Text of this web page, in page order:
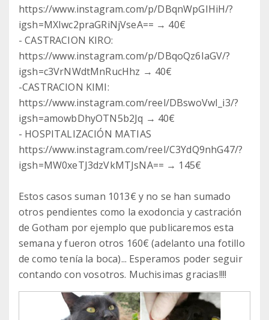
https://www.instagram.com/p/DBqnWpGIHiH/?
igsh=MXIwc2praGRiNjVseA== → 40€
- CASTRACION KIRO:
https://www.instagram.com/p/DBqoQz6IaGV/?
igsh=c3VrNWdtMnRucHhz → 40€
-CASTRACION KIMI:
https://www.instagram.com/reel/DBswoVwI_i3/?
igsh=amowbDhyOTN5b2Jq → 40€
- HOSPITALIZACIÓN MATIAS
https://www.instagram.com/reel/C3YdQ9nhG47/?
igsh=MW0xeTJ3dzVkMTJsNA== → 145€
Estos casos suman 1013€ y no se han sumado
otros pendientes como la exodoncia y castración
de Gotham por ejemplo que publicaremos esta
semana y fueron otros 160€ (adelanto una fotillo
de como tenía la boca)... Esperamos poder seguir
contando con vosotros. Muchisimas gracias!!!!